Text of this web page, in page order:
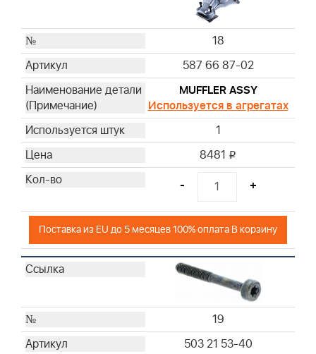
18
587 66 87-02
MUFFLER ASSY
Используется в агрегатах
1
8481 i
- +
Поставка из EU до 5 месяцев 100% оплата В корзину
19
503 21 53-40